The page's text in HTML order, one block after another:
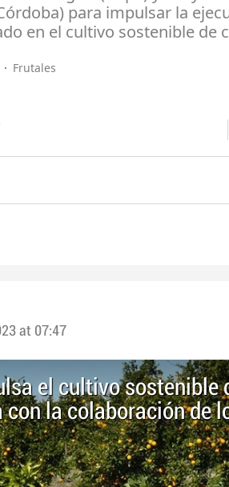
para impulsar la
en el cultivo sostenible de
Frutales
at 07:47
el cultivo sostenible
con la colaboración de